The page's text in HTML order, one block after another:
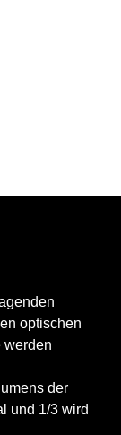
optischen
werden
der
und 1/3 wird